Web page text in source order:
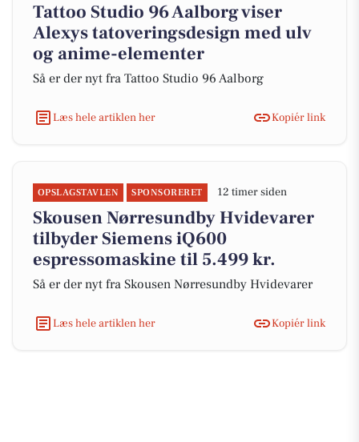
Tattoo Studio 96 Aalborg viser
Alexys tatoveringsdesign med ulv
og anime-elementer
Så er der nyt fra Tattoo Studio 96 Aalborg
Læs hele artiklen her Kopiér link
OPSLAGSTAVLEN SPONSORERET 12 timer siden
Skousen Nørresundby Hvidevarer
tilbyder Siemens iQ600
espressomaskine til 5.499 kr.
Så er der nyt fra Skousen Nørresundby Hvidevarer
Læs hele artiklen her Kopiér link